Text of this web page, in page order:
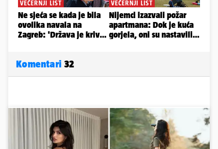
Komentari 32